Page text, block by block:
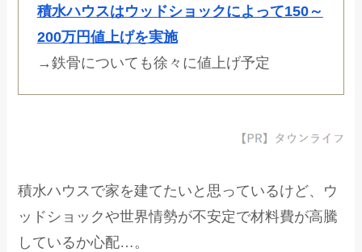
積水ハウスはウッドショックによって150～
200万円値上げを実施
→鉄骨についても徐々に値上げ予定
積水ハウスで家を建てたいと思っているけど、ウ
ッドショックや世界情勢が不安定で材料費が高騰
しているか心配…。